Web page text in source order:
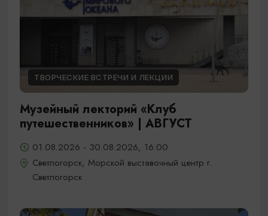
ТВОРЧЕСКИЕ ВСТРЕЧИ И ЛЕКЦИИ
Музейный лекторий «Клуб
путешественников» | АВГУСТ
01.08.2026 - 30.08.2026, 16:00
Светлогорск, Морской выставочный центр г.
Светлогорск